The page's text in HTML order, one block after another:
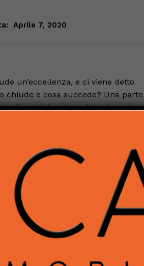
Aprile 7, 2020
un’eccellenza, e ci viene detto
chiude e cosa succede? Una parte
di medicina. Una situazione di
dal mese di febbraio e,
di questi giorni), si ritiene
che venga toccato il numero di
difesa dei suoi servizi essenziali.
a garantire il diritto alla cura e